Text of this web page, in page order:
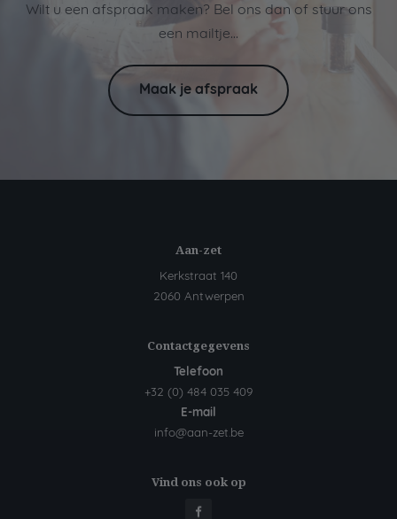
Wilt u een afspraak maken? Bel ons dan of stuur ons
een mailtje…
Maak je afspraak
Aan-zet
Kerkstraat 140
2060 Antwerpen
Contactgegevens
Telefoon
+32 (0) 484 035 409
E-mail
info@aan-zet.be
Vind ons ook op